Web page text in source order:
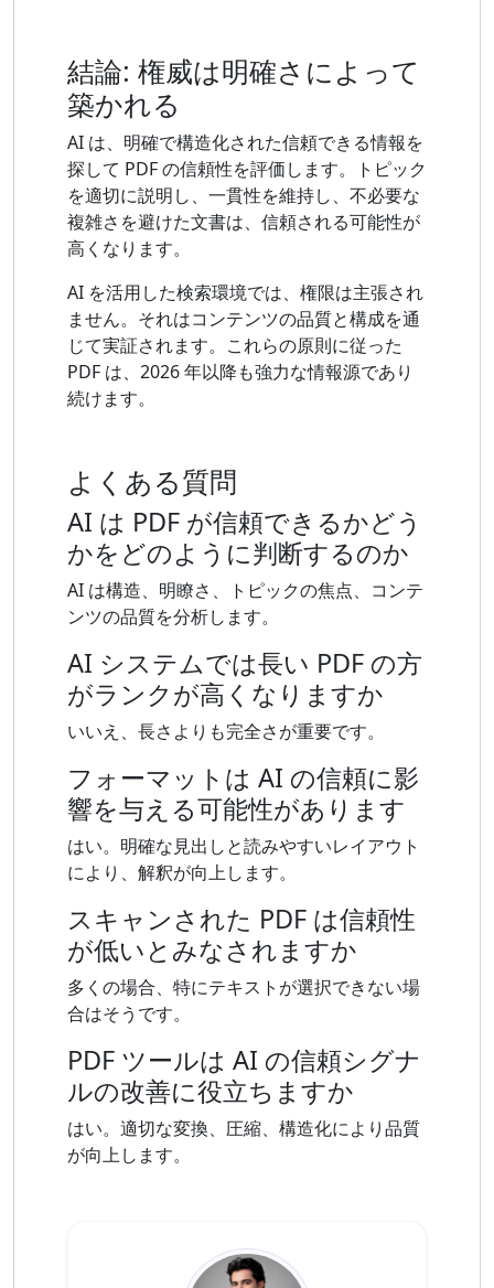
結論: 権威は明確さによって
築かれる
AI は、明確で構造化された信頼できる情報を
探して PDF の信頼性を評価します。トピック
を適切に説明し、一貫性を維持し、不必要な
複雑さを避けた文書は、信頼される可能性が
高くなります。
AI を活用した検索環境では、権限は主張され
ません。それはコンテンツの品質と構成を通
じて実証されます。これらの原則に従った
PDF は、2026 年以降も強力な情報源であり
続けます。
よくある質問
AI は PDF が信頼できるかどう
かをどのように判断するのか
AI は構造、明瞭さ、トピックの焦点、コンテ
ンツの品質を分析します。
AI システムでは長い PDF の方
がランクが高くなりますか
いいえ、長さよりも完全さが重要です。
フォーマットは AI の信頼に影
響を与える可能性があります
はい。明確な見出しと読みやすいレイアウト
により、解釈が向上します。
スキャンされた PDF は信頼性
が低いとみなされますか
多くの場合、特にテキストが選択できない場
合はそうです。
PDF ツールは AI の信頼シグナ
ルの改善に役立ちますか
はい。適切な変換、圧縮、構造化により品質
が向上します。